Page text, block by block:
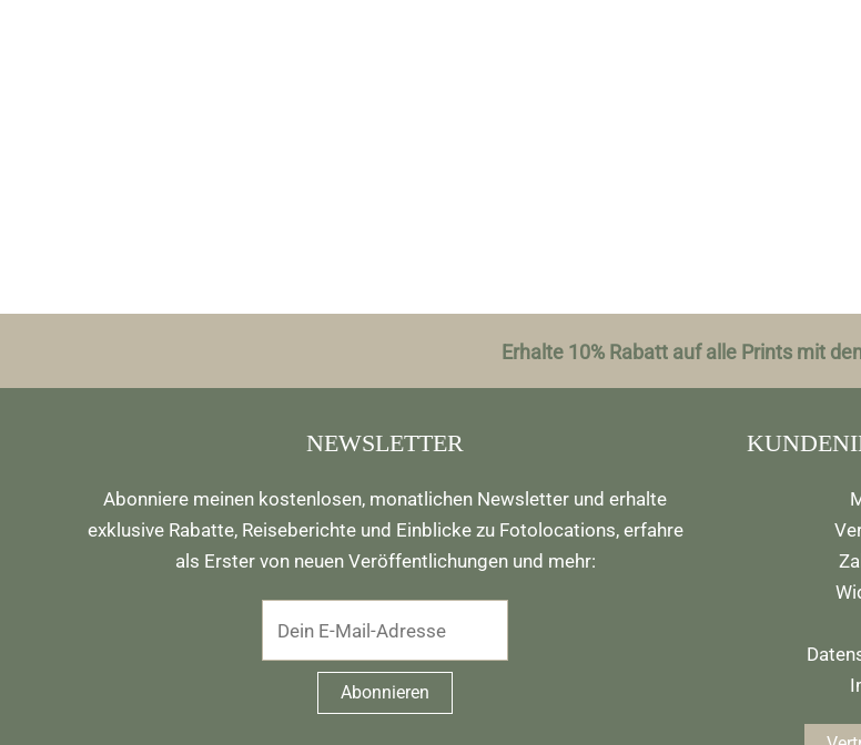
Erhalte 10% Rabatt auf alle Prints mit
NEWSLETTER
Abonniere meinen kostenlosen, monatlichen Newsletter und erhalte
exklusive Rabatte, Reiseberichte und Einblicke zu Fotolocations, erfahre
als Erster von neuen Veröffentlichungen und mehr: